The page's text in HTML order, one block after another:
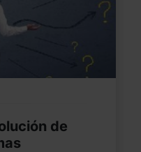
de